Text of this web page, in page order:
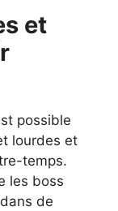
et
possible
lourdes et
temps.
les boss
de